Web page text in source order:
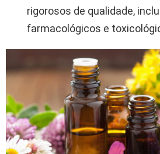
rigorosos de qualidade,
farmacológicos e